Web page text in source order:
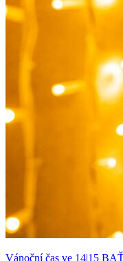
Vánoční čas ve 14|15